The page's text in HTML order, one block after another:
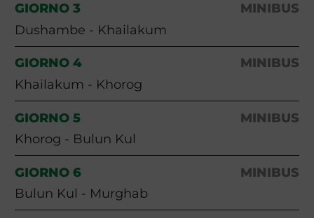
GIORNO 3
MINIBUS
Dushambe - Khailakum
GIORNO 4
MINIBUS
Khailakum - Khorog
GIORNO 5
MINIBUS
Khorog - Bulun Kul
GIORNO 6
MINIBUS
Bulun Kul - Murghab